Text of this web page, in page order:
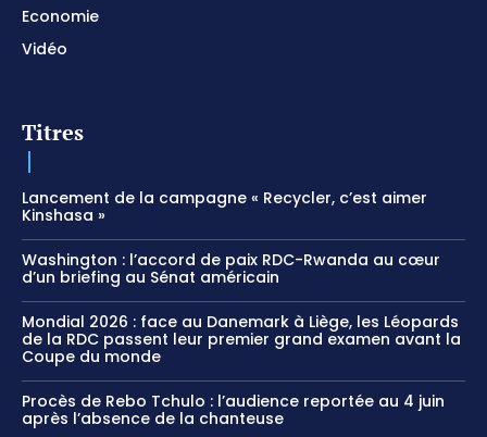
Economie
Vidéo
Titres
Lancement de la campagne « Recycler, c’est aimer
Kinshasa »
Washington : l’accord de paix RDC-Rwanda au cœur
d’un briefing au Sénat américain
Mondial 2026 : face au Danemark à Liège, les Léopards
de la RDC passent leur premier grand examen avant la
Coupe du monde
Procès de Rebo Tchulo : l’audience reportée au 4 juin
après l’absence de la chanteuse